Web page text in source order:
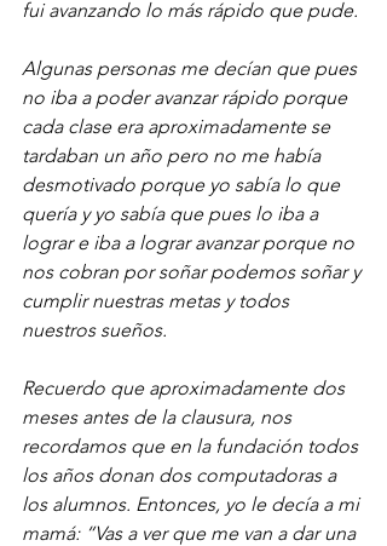
fui avanzando lo más rápido que pude.
Algunas personas me decían que pues
no iba a poder avanzar rápido porque
cada clase era aproximadamente se
tardaban un año pero no me había
desmotivado porque yo sabía lo que
quería y yo sabía que pues lo iba a
lograr e iba a lograr avanzar porque no
nos cobran por soñar podemos soñar y
cumplir nuestras metas y todos
nuestros sueños.
Recuerdo que aproximadamente dos
meses antes de la clausura, nos
recordamos que en la fundación todos
los años donan dos computadoras a
los alumnos. Entonces, yo le decía a mi
mamá: “Vas a ver que me van a dar una